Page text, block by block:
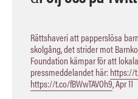
Rättshaveri att papperslösa
skolgång, det strider mot
Foundation kämpar för att
pressmeddelandet här:https://
https://t.co/fBWwTAVOh9,Apr 11